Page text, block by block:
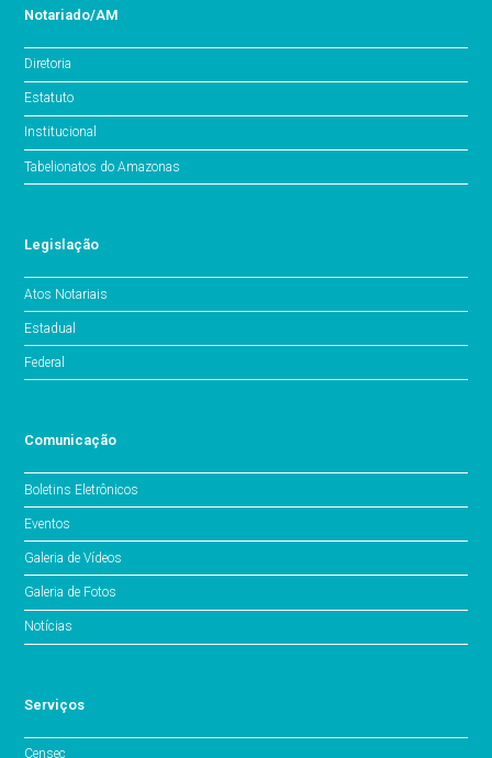
Notariado/AM
Diretoria
Estatuto
Institucional
Tabelionatos do Amazonas
Legislação
Atos Notariais
Estadual
Federal
Comunicação
Boletins Eletrônicos
Eventos
Galeria de Vídeos
Galeria de Fotos
Notícias
Serviços
Censec